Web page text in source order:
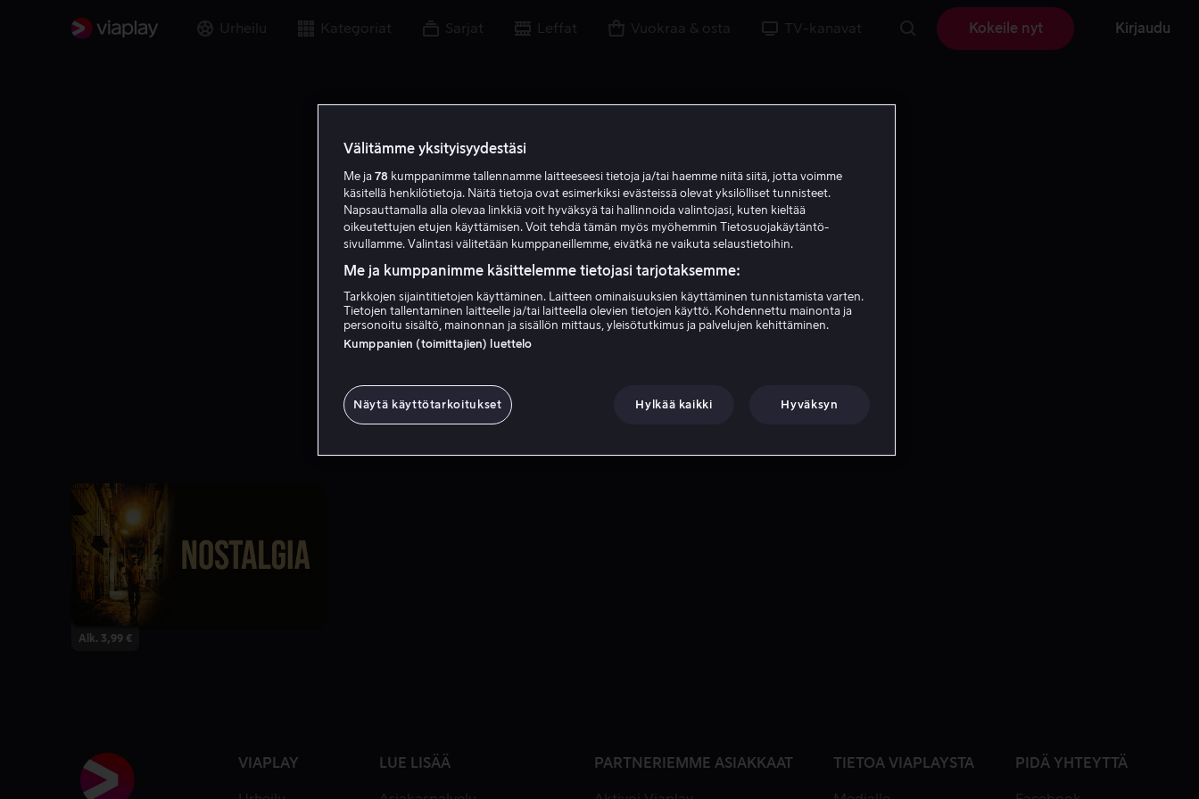
Urheilu Kategoriat Sarjat Leffat Vuokraa & osta TV-kanavat Kokeile nyt Kirjaudu
M M
Mario Martone
Alk. 3,99 €
VIAPLAY LUE LISÄÄ PARTNERIEMME ASIAKKAAT TIETOA VIAPLAYSTA PIDÄ YHTEYTTÄ
Välitämme yksityisyydestäsi
Me ja 78 kumppanimme tallennamme laitteeseesi tietoja ja/tai haemme niitä siitä, jotta voimme
käsitellä henkilötietoja. Näitä tietoja ovat esimerkiksi evästeissä olevat yksilölliset tunnisteet.
Napsauttamalla alla olevaa linkkiä voit hyväksyä tai hallinnoida valintojasi, kuten kieltää
oikeutettujen etujen käyttämisen. Voit tehdä tämän myös myöhemmin Tietosuojakäytäntö-
sivullamme. Valintasi välitetään kumppaneillemme, eivätkä ne vaikuta selaustietoihin.
Me ja kumppanimme käsittelemme tietojasi tarjotaksemme:
Tarkkojen sijaintitietojen käyttäminen. Laitteen ominaisuuksien käyttäminen tunnistamista varten.
Tietojen tallentaminen laitteelle ja/tai laitteella olevien tietojen käyttö. Kohdennettu mainonta ja
personoitu sisältö, mainonnan ja sisällön mittaus, yleisötutkimus ja palvelujen kehittäminen.
Kumppanien (toimittajien) luettelo
Näytä käyttötarkoitukset Hylkää kaikki Hyväksyn